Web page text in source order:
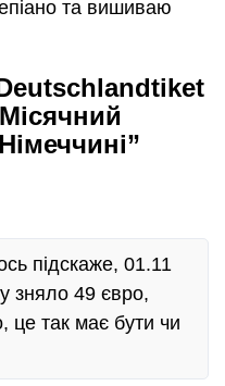
та вишиваю
підскаже, 01.11
зняло 49 євро,
це так має бути чи